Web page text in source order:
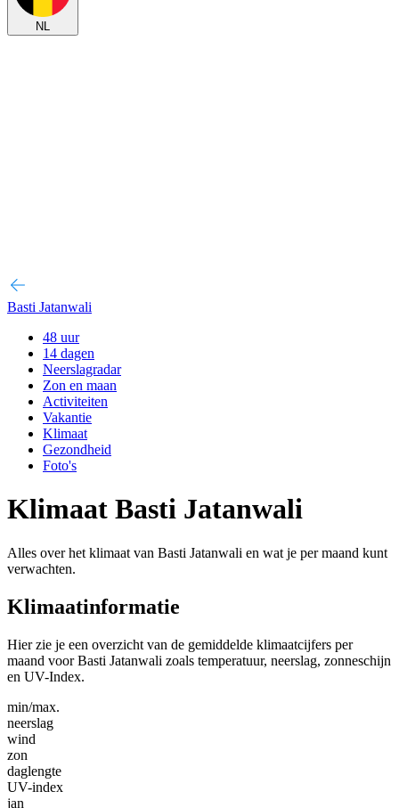
NL
Basti Jatanwali
48 uur
14 dagen
Neerslagradar
Zon en maan
Activiteiten
Vakantie
Klimaat
Gezondheid
Foto's
Klimaat Basti Jatanwali
Alles over het klimaat van Basti Jatanwali en wat je per maand kunt
verwachten.
Klimaatinformatie
Hier zie je een overzicht van de gemiddelde klimaatcijfers per
maand voor Basti Jatanwali zoals temperatuur, neerslag, zonneschijn
en UV-Index.
min/max.
neerslag
wind
zon
daglengte
UV-index
jan